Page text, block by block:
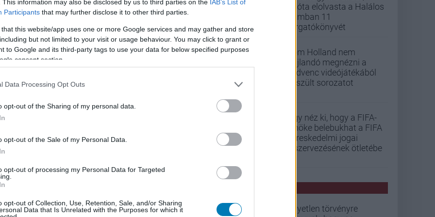
This information may also be disclosed by us to third parties on the IAB’s List of
Participants that may further disclose it to other third parties.
that this website/app uses one or more Google services and may gather and store
but not limited to your visit or usage behaviour. You may click to grant or
to Google and its third-party tags to use your data for below specified purposes
consent section.
Data Processing Opt Outs
opt-out of the Sharing of my personal data.
opt-out of the Sale of my Personal Data.
opt-out of processing my Personal Data for Targeted
opt-out of Collection, Use, Retention, Sale, and/or Sharing
Data that Is Unrelated with the Purposes for which it
képben maradj a játék- és filmvilág, a geek
hangulata – Jön a második forduló! (X)
mióta elolvasta a Halálos
iramban 11
forgatókönyvét
Tom Holland nem
hajlandó megnézni a
kedvenc videójátékából
készült sorozatot
Úgy néz ki, hogy a FIFA-
elnöke belebukhat a FIFA
kereskedelmi jogai
kiszervezésének ötletébe
Egyetlen törvényre